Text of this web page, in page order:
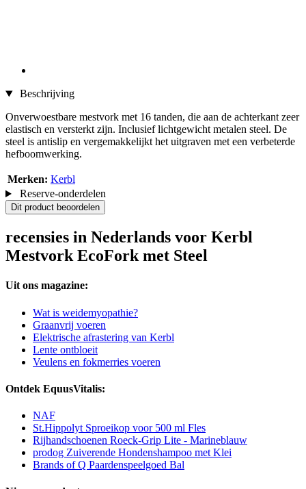
Beschrijving
Onverwoestbare mestvork met 16 tanden, die aan de achterkant zeer
elastisch en versterkt zijn. Inclusief lichtgewicht metalen steel. De
steel is antislip en vergemakkelijkt het uitgraven met een verbeterde
hefboomwerking.
Merken: Kerbl
Reserve-onderdelen
Dit product beoordelen
recensies in Nederlands voor Kerbl
Mestvork EcoFork met Steel
Uit ons magazine:
Wat is weidemyopathie?
Graanvrij voeren
Elektrische afrastering van Kerbl
Lente ontbloeit
Veulens en fokmerries voeren
Ontdek EquusVitalis:
NAF
St.Hippolyt Sproeikop voor 500 ml Fles
Rijhandschoenen Roeck-Grip Lite - Marineblauw
prodog Zuiverende Hondenshampoo met Klei
Brands of Q Paardenspeelgoed Bal